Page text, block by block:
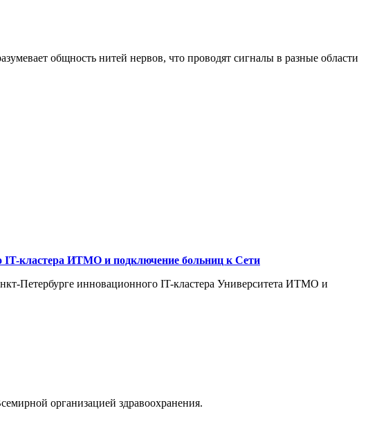
общность нитей нервов, что проводят сигналы в разные области
IT-кластера ИТМО и подключение больниц к Сети
Петербурге инновационного IT-кластера Университета ИТМО и
организацией здравоохранения.